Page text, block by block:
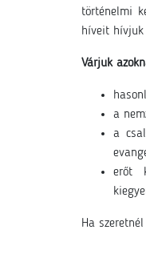
történelmi
híveit hívjuk
Várjuk
a
a
erőt
Ha